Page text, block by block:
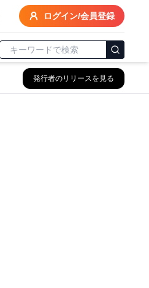
ログイン/会員登録
発行者のリリースを見る